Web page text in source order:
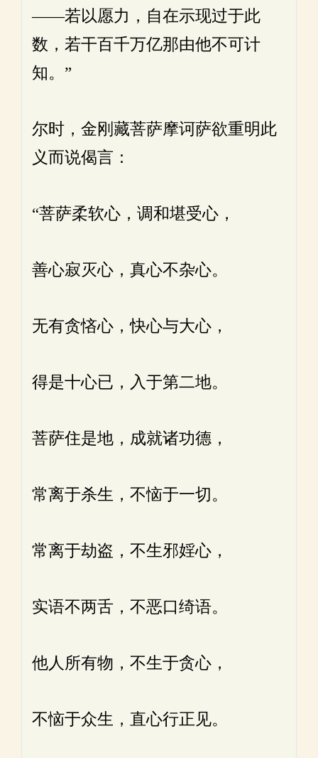
——若以愿力，自在示现过于此
数，若干百千万亿那由他不可计
知。”
尔时，金刚藏菩萨摩诃萨欲重明此
义而说偈言：
“菩萨柔软心，调和堪受心，
善心寂灭心，真心不杂心。
无有贪悋心，快心与大心，
得是十心已，入于第二地。
菩萨住是地，成就诸功德，
常离于杀生，不恼于一切。
常离于劫盗，不生邪婬心，
实语不两舌，不恶口绮语。
他人所有物，不生于贪心，
不恼于众生，直心行正见。